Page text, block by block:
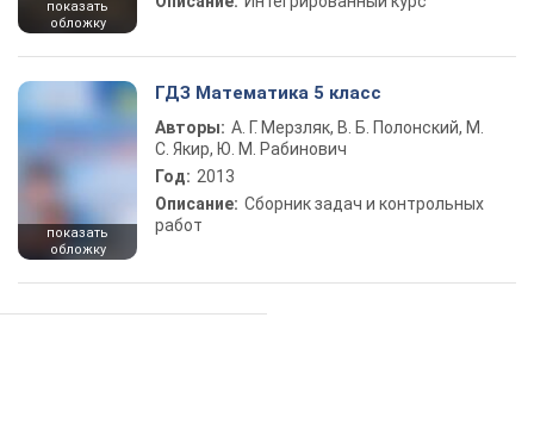
показать
обложку
показать
обложку
ГДЗ Математика 5 класс
Авторы: А. Г. Мерзляк, В. Б. Полонский, М.
С. Якир, Ю. М. Рабинович
Год: 2013
Описание: Сборник задач и контрольных
работ